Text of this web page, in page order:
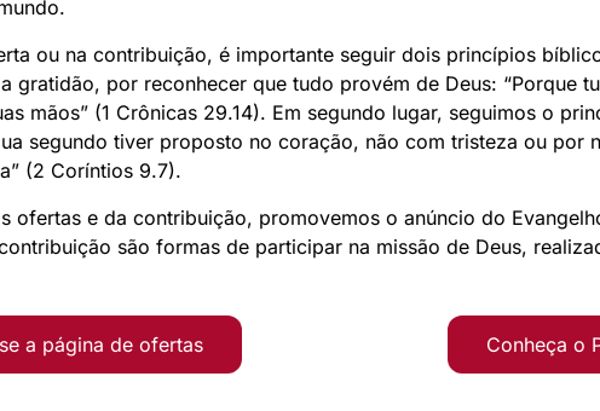
ou na contribuição, é importante seguir dois princípios
gratidão, por reconhecer que tudo provém de Deus: “Porque
mãos” (1 Crônicas 29.14). Em segundo lugar, seguimos o
segundo tiver proposto no coração, não com tristeza ou por
(2 Coríntios 9.7).
ofertas e da contribuição, promovemos o anúncio do
são formas de participar na missão de Deus,
a página de ofertas Conheça o